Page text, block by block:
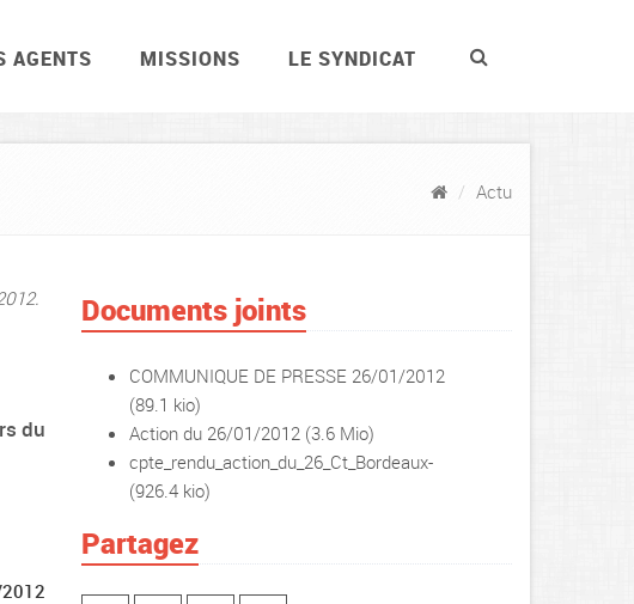
AGENTS MISSIONS LE SYNDICAT
Actu
du
2012
Documents joints
COMMUNIQUE DE PRESSE 26/01/2012
(89.1 kio)
Action du 26/01/2012 (3.6 Mio)
cpte_rendu_action_du_26_Ct_Bordeaux-
(926.4 kio)
Partagez